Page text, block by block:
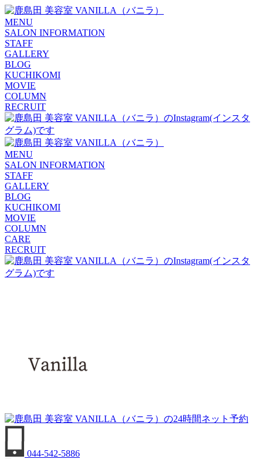
MENU
SALON INFORMATION
STAFF
GALLERY
BLOG
KUCHIKOMI
MOVIE
COLUMN
RECRUIT
MENU
SALON INFORMATION
STAFF
GALLERY
BLOG
KUCHIKOMI
MOVIE
COLUMN
CARE
RECRUIT
044-542-5886